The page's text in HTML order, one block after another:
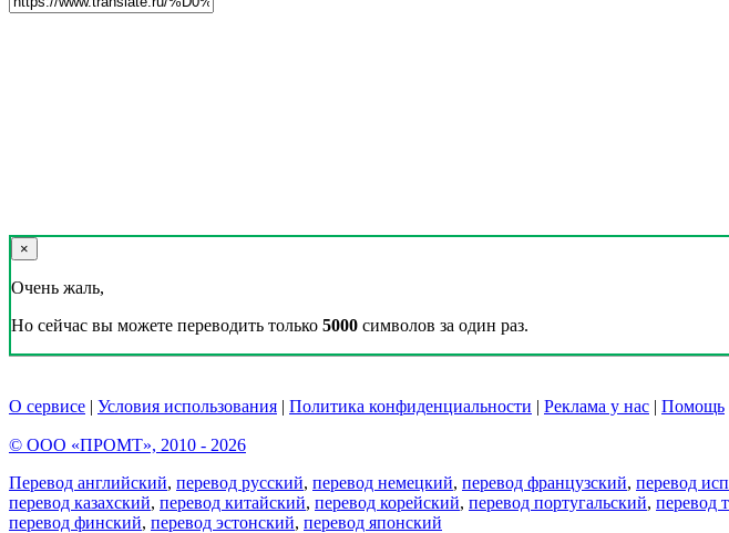
×
Очень жаль,
Но сейчас вы можете переводить только 5000 символов за один раз.
О сервисе | Условия использования | Политика конфиденциальности | Реклама у нас | Помощь
© ООО «ПРОМТ», 2010 - 2026
Перевод английский, перевод русский, перевод немецкий, перевод французский, перевод
перевод казахский, перевод китайский, перевод корейский, перевод португальский, перевод
перевод финский, перевод эстонский, перевод японский